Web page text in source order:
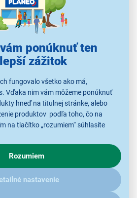
ponúknuť ten
zážitok
fungovalo všetko ako má,
Vďaka nim vám môžeme ponúknuť
hneď na titulnej stránke, alebo
produktov podľa toho, čo na
na tlačítko „rozumiem“ súhlasíte
zobrazovaní cielených reklám.
detaily, ako u nás s cookies a
kliknitesem.
Rozumiem
nastavenie
Bose SoundLink
modrý
5.4
12 hod
2 reproduktorov